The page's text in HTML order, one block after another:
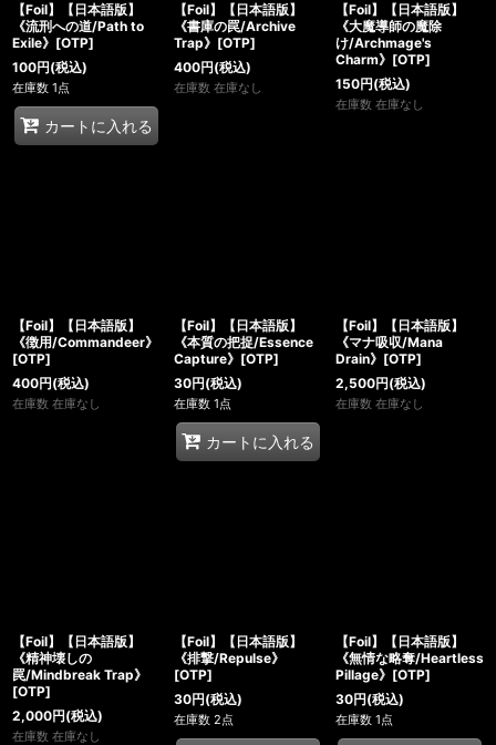
【Foil】【日本語版】
《流刑への道/Path to
Exile》[OTP]
100円(税込)
在庫数 1点
カートに入れる
【Foil】【日本語版】
《書庫の罠/Archive
Trap》[OTP]
400円(税込)
在庫数 在庫なし
【Foil】【日本語版】
《大魔導師の魔除
け/Archmage's
Charm》[OTP]
150円(税込)
在庫数 在庫なし
【Foil】【日本語版】
《徴用/Commandeer》
[OTP]
400円(税込)
在庫数 在庫なし
【Foil】【日本語版】
《本質の把捉/Essence
Capture》[OTP]
30円(税込)
在庫数 1点
カートに入れる
【Foil】【日本語版】
《マナ吸収/Mana
Drain》[OTP]
2,500円(税込)
在庫数 在庫なし
【Foil】【日本語版】
《精神壊しの
罠/Mindbreak Trap》
[OTP]
2,000円(税込)
在庫数 在庫なし
【Foil】【日本語版】
《排撃/Repulse》
[OTP]
30円(税込)
在庫数 2点
【Foil】【日本語版】
《無情な略奪/Heartless
Pillage》[OTP]
30円(税込)
在庫数 1点